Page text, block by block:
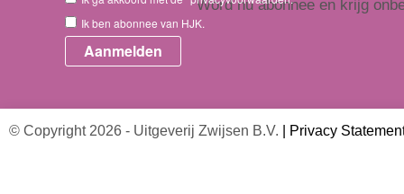
Word nu abonnee en krijg
HJK-online.nl, inclusief
Ik ben abonnee van HJK.
© Copyright 2026 - Uitgeverij Zwijsen B.V. Privacy